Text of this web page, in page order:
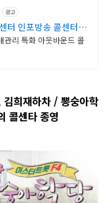
광고
터 인포방송 콜센터
관리 특화 아웃바운드 콜
희재하차 / 뽕숭아학
콜센타 종영